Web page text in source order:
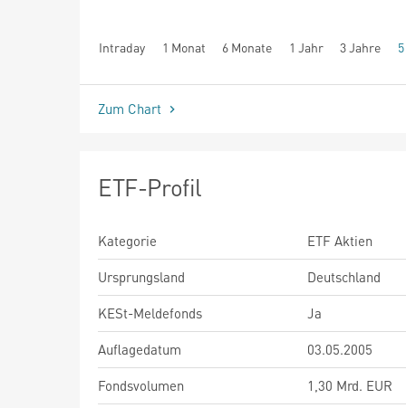
Intraday 1 Monat 6 Monate 1 Jahr 3 Jahre
seit Beginn
Zum Chart
ETF-Profil
Kategorie
ETF Aktien
Ursprungsland
Deutschland
KESt-Meldefonds
Ja
Auflagedatum
03.05.2005
Fondsvolumen
1,30 Mrd. EUR